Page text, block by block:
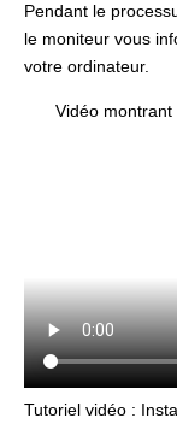
Pendant le
le moniteur vous
votre ordinateur.
Vidéo montrant
Tutoriel vidéo :